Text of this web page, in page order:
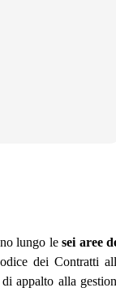
lungo le sei aree
dei Contratti
appalto alla